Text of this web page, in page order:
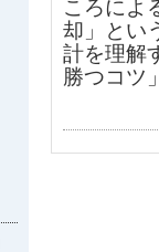
ころによ
却」とい
計を理解
勝つコツ